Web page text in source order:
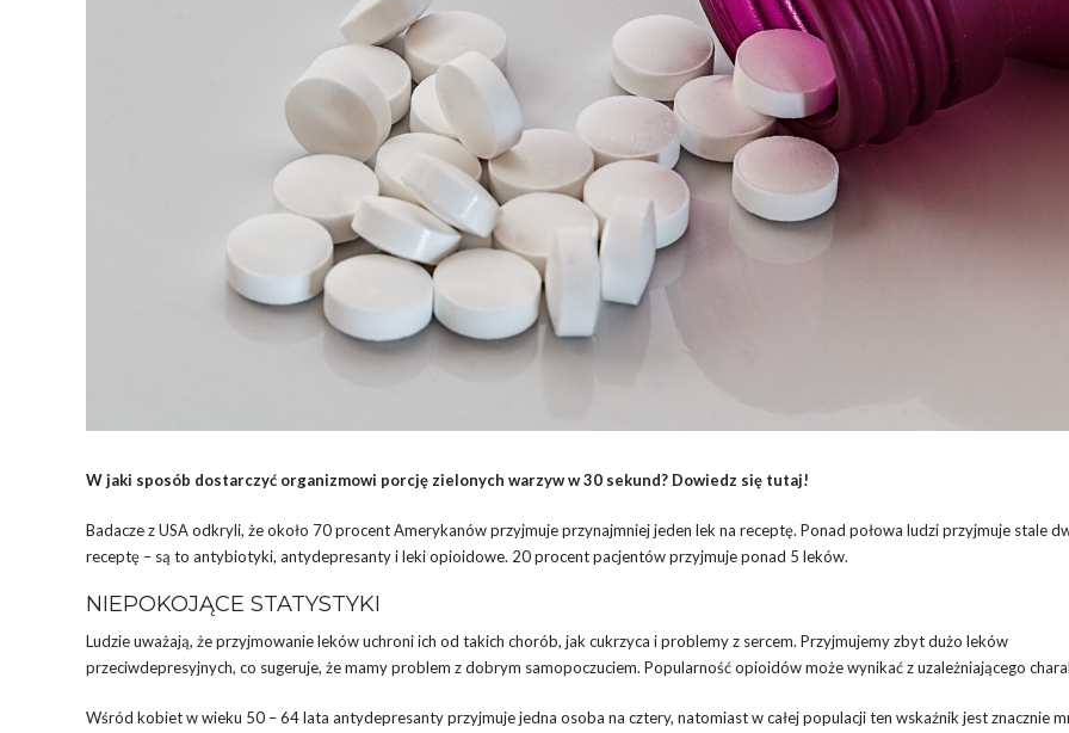
W jaki sposób dostarczyć organizmowi porcję zielonych warzyw w 30 sekund? Dowiedz się tutaj!
Badacze z USA odkryli, że około 70 procent Amerykanów przyjmuje przynajmniej jeden lek na receptę. Ponad połowa ludzi przyjmuje stale
receptę – są to antybiotyki, antydepresanty i leki opioidowe. 20 procent pacjentów przyjmuje ponad 5 leków.
NIEPOKOJĄCE STATYSTYKI
Ludzie uważają, że przyjmowanie leków uchroni ich od takich chorób, jak cukrzyca i problemy z sercem. Przyjmujemy zbyt dużo leków
przeciwdepresyjnych, co sugeruje, że mamy problem z dobrym samopoczuciem. Popularność opioidów może wynikać z uzależniającego
Wśród kobiet w wieku 50 – 64 lata antydepresanty przyjmuje jedna osoba na cztery, natomiast w całej populacji ten wskaźnik jest znacznie